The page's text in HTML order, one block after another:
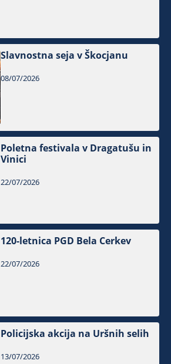
Slavnostna seja v Škocjanu
08/07/2026
Poletna festivala v Dragatušu in
Vinici
22/07/2026
120-letnica PGD Bela Cerkev
22/07/2026
Policijska akcija na Uršnih selih
13/07/2026